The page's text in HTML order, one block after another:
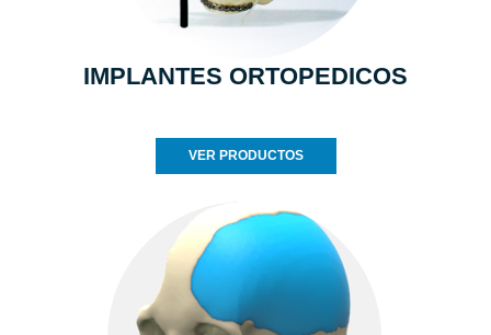
IMPLANTES ORTOPEDICOS
VER PRODUCTOS